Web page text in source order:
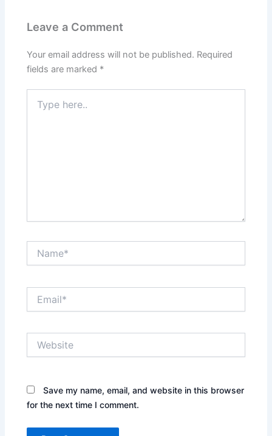
Leave a Comment
Your email address will not be published. Required
fields are marked *
here..
Save my name, email, and website in this browser
for the next time I comment.